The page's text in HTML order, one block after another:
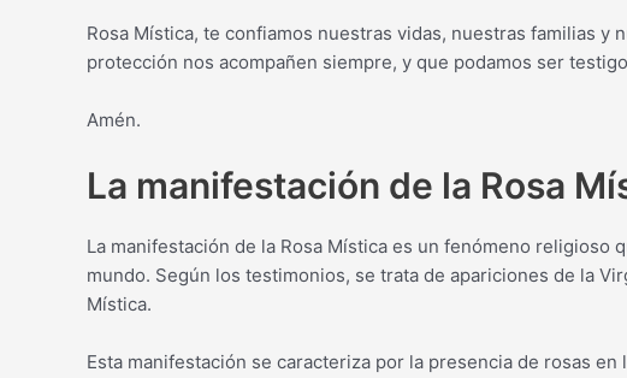
Rosa Mística, te confiamos nuestras vidas, nuestras familias y
protección nos acompañen siempre, y que podamos ser
Amén.
La manifestación de la Rosa
La manifestación de la Rosa Mística es un fenómeno
mundo. Según los testimonios, se trata de apariciones de la
Mística.
Esta manifestación se caracteriza por la presencia de rosas